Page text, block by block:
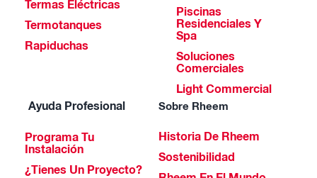
Termas Eléctricas
Termotanques
Rapiduchas
Piscinas
Residenciales Y
Spa
Soluciones
Comerciales
Light Commercial
Ayuda Profesional
Programa Tu
Instalación
¿Tienes Un Proyecto?
Sobre Rheem
Historia De Rheem
Sostenibilidad